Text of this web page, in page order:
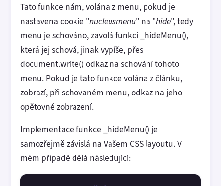
Tato funkce nám, volána z menu, pokud je
nastavena cookie "nucleusmenu" na "hide", tedy
menu je schováno, zavolá funkci _hideMenu(),
která jej schová, jinak vypíše, přes
document.write() odkaz na schování tohoto
menu. Pokud je tato funkce volána z článku,
zobrazí, při schovaném menu, odkaz na jeho
opětovné zobrazení.
Implementace funkce _hideMenu() je
samozřejmě závislá na Vašem CSS layoutu. V
mém případě dělá následující: